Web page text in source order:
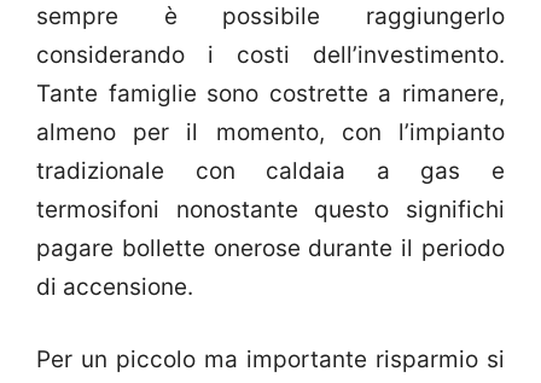
sempre è possibile raggiungerlo
considerando i costi dell’investimento.
Tante famiglie sono costrette a rimanere,
almeno per il momento, con l’impianto
tradizionale con caldaia a gas e
termosifoni nonostante questo significhi
pagare bollette onerose durante il periodo
di accensione.
Per un piccolo ma importante risparmio si